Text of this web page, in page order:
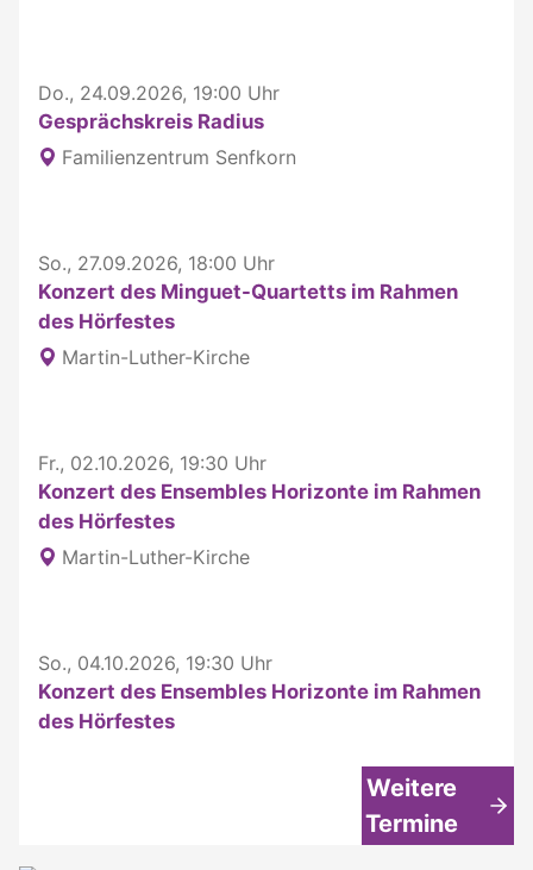
Do., 24.09.2026, 19:00 Uhr
Gesprächskreis Radius
Familienzentrum Senfkorn
So., 27.09.2026, 18:00 Uhr
Konzert des Minguet-Quartetts im Rahmen
des Hörfestes
Martin-Luther-Kirche
Fr., 02.10.2026, 19:30 Uhr
Konzert des Ensembles Horizonte im Rahmen
des Hörfestes
Martin-Luther-Kirche
So., 04.10.2026, 19:30 Uhr
Konzert des Ensembles Horizonte im Rahmen
des Hörfestes
Weitere
Termine